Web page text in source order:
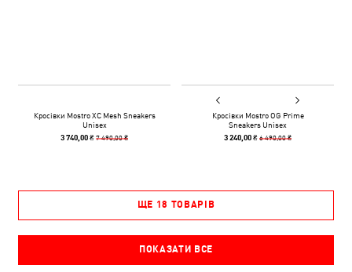
Кросівки Mostro XC Mesh Sneakers
Unisex
3 740,00 ₴7 490,00 ₴
Кросівки Mostro OG Prime
Sneakers Unisex
3 240,00 ₴6 490,00 ₴
ЩЕ 18 ТОВАРІВ
ПОКАЗАТИ ВСЕ